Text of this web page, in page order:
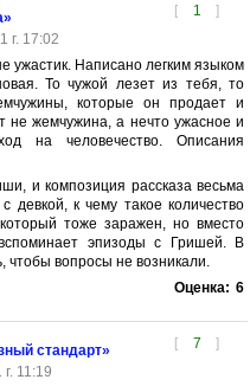
[ 1 ]
г. 17:02
ужастик. Написано легким языком
То чужой лезет из тебя, то
которые он продает и
не жемчужина, а нечто ужасное и
на человечество. Описания
и композиция рассказа весьма
девкой, к чему такое количество
тоже заражен, но вместо
эпизоды с Гришей. В
чтобы вопросы не возникали.
Оценка: 6
[ 7 ]
стандарт»
11:19